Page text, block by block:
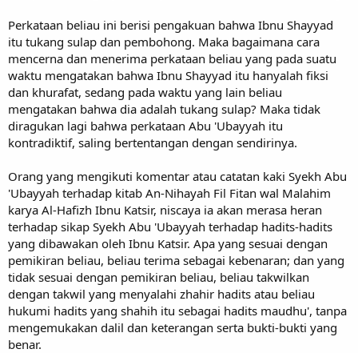
Perkataan beliau ini berisi pengakuan bahwa Ibnu Shayyad
itu tukang sulap dan pembohong. Maka bagaimana cara
mencerna dan menerima perkataan beliau yang pada suatu
waktu mengatakan bahwa Ibnu Shayyad itu hanyalah fiksi
dan khurafat, sedang pada waktu yang lain beliau
mengatakan bahwa dia adalah tukang sulap? Maka tidak
diragukan lagi bahwa perkataan Abu 'Ubayyah itu
kontradiktif, saling bertentangan dengan sendirinya.
Orang yang mengikuti komentar atau catatan kaki Syekh Abu
'Ubayyah terhadap kitab An-Nihayah Fil Fitan wal Malahim
karya Al-Hafizh Ibnu Katsir, niscaya ia akan merasa heran
terhadap sikap Syekh Abu 'Ubayyah terhadap hadits-hadits
yang dibawakan oleh Ibnu Katsir. Apa yang sesuai dengan
pemikiran beliau, beliau terima sebagai kebenaran; dan yang
tidak sesuai dengan pemikiran beliau, beliau takwilkan
dengan takwil yang menyalahi zhahir hadits atau beliau
hukumi hadits yang shahih itu sebagai hadits maudhu', tanpa
mengemukakan dalil dan keterangan serta bukti-bukti yang
benar.